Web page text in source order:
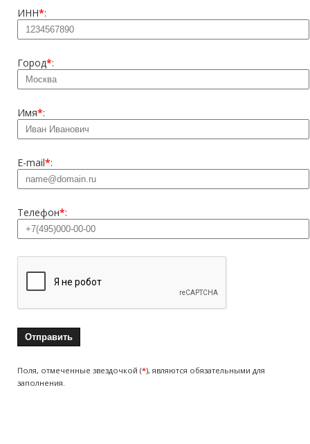
ИНН*:
Город*:
Имя*:
E-mail*:
Телефон*:
Поля, отмеченные звездочкой (*), являются обязательными для
заполнения.